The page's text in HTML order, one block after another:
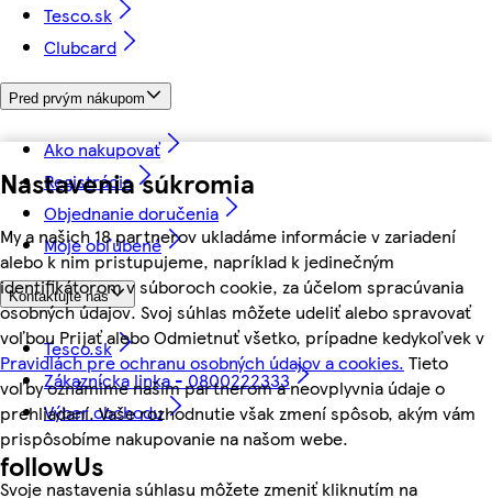
Nastavenia súkromia
My a našich 18 partnerov ukladáme informácie v zariadení
alebo k nim pristupujeme, napríklad k jedinečným
identifikátorom v súboroch cookie, za účelom spracúvania
osobných údajov. Svoj súhlas môžete udeliť alebo spravovať
voľbou Prijať alebo Odmietnuť všetko, prípadne kedykoľvek v
Pravidlách pre ochranu osobných údajov a cookies. Tieto
voľby oznámime našim partnerom a neovplyvnia údaje o
prehliadaní. Vaše rozhodnutie však zmení spôsob, akým vám
prispôsobíme nakupovanie na našom webe.
Svoje nastavenia súhlasu môžete zmeniť kliknutím na
Tesco.sk
Clubcard
Pred prvým nákupom
Ako nakupovať
Registrácia
Objednanie doručenia
Moje obľúbené
Kontaktujte nás
Tesco.sk
Zákaznícka linka - 0800222333
Výber obchodu
followUs